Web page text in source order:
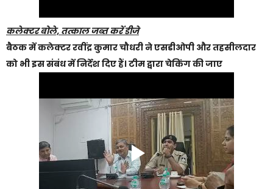
कलेक्टर बोले, तत्काल जब्त करें डीजे
बैठक में कलेक्टर रवींद्र कुमार चौधरी ने एसडीओपी और तहसीलदार
को भी इस संबंध में निर्देश दिए हैं। टीम द्वारा चेकिंग की जाए